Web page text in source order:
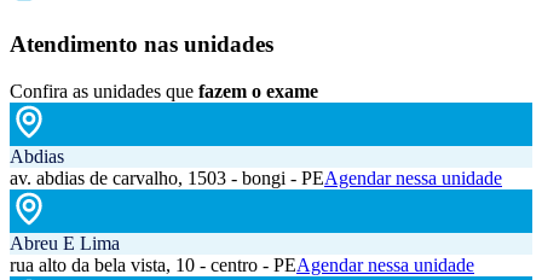
Atendimento nas unidades
Confira as unidades que fazem o exame
Abdias
av. abdias de carvalho, 1503 - bongi - PEAgendar nessa unidade
Abreu E Lima
rua alto da bela vista, 10 - centro - PEAgendar nessa unidade